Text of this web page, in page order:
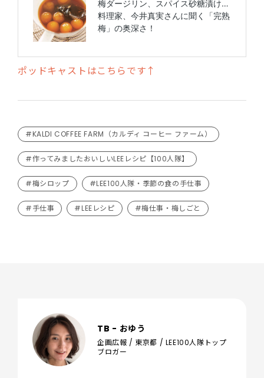
ポッドキャストはこちらです↑
#KALDI COFFEE FARM（カルディ コーヒー ファーム）
#作ってみましたおいしいLEEレシピ【100人隊】
#梅シロップ #LEE100人隊・季節の食の手仕事
#手仕事 #LEEレシピ #梅仕事・梅しごと
TB - おゆう
企画広報 / 東京都 / LEE100人隊トップ
ブロガー